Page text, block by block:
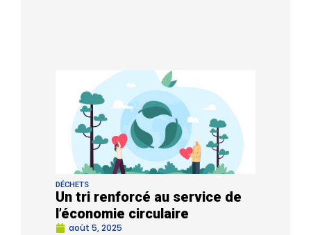
DÉCHETS
Un tri renforcé au service de
l’économie circulaire
août 5, 2025